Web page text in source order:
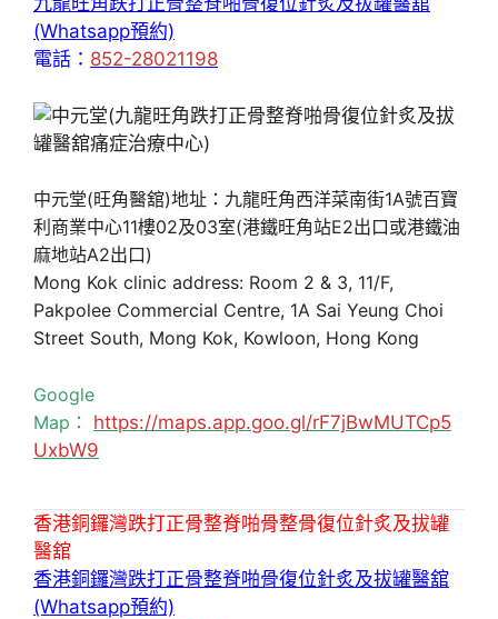
(Whatsapp預約)
電話： 852-28021198
中元堂(旺角醫舘)地址：九龍旺角西洋菜南街1A號百寶
利商業中心11樓02及03室(港鐵旺角站E2出口或港鐵油
麻地站A2出口)
Mong Kok clinic address: Room 2 & 3, 11/F,
Pakpolee Commercial Centre, 1A Sai Yeung Choi
Street South, Mong Kok, Kowloon, Hong Kong
Google
Map： https://maps.app.goo.gl/rF7jBwMUTCp5
UxbW9
香港銅鑼灣跌打正骨整脊啪骨整骨復位針炙及拔罐
醫舘
香港銅鑼灣跌打正骨整脊啪骨復位針炙及拔罐醫舘
(Whatsapp預約)